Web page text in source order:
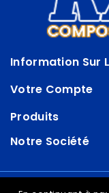
Information Sur
Votre Compte
Produits
Notre Société